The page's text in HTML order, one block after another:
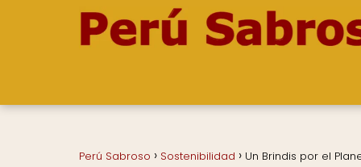
Perú Sabroso Sostenibilidad Un Brindis por el